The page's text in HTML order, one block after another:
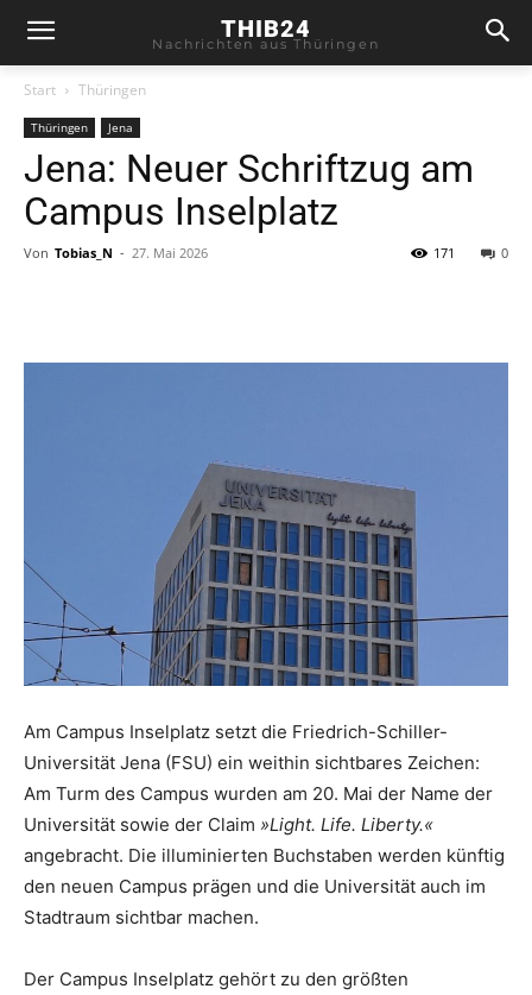
THIB24
Nachrichten aus Thüringen
Start Thüringen
Thüringen Jena
Jena: Neuer Schriftzug am
Campus Inselplatz
Von Tobias_N - 27. Mai 2026 0
171
Am Campus Inselplatz setzt die Friedrich-Schiller-
Universität Jena (FSU) ein weithin sichtbares Zeichen:
Am Turm des Campus wurden am 20. Mai der Name der
Universität sowie der Claim »Light. Life. Liberty.«
angebracht. Die illuminierten Buchstaben werden künftig
den neuen Campus prägen und die Universität auch im
Stadtraum sichtbar machen.
Der Campus Inselplatz gehört zu den größten